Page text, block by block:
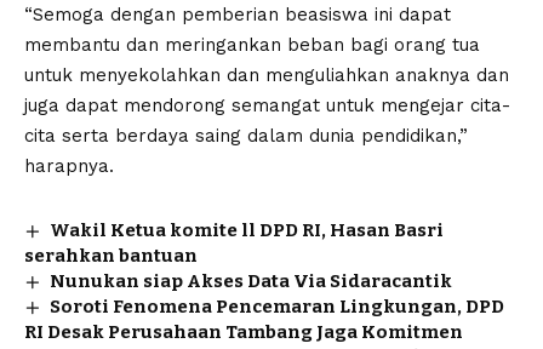
“Semoga dengan pemberian beasiswa ini dapat
membantu dan meringankan beban bagi orang tua
untuk menyekolahkan dan menguliahkan anaknya dan
juga dapat mendorong semangat untuk mengejar cita-
cita serta berdaya saing dalam dunia pendidikan,”
harapnya.
Wakil Ketua komite ll DPD RI, Hasan Basri
serahkan bantuan
Nunukan siap Akses Data Via Sidaracantik
Soroti Fenomena Pencemaran Lingkungan, DPD
RI Desak Perusahaan Tambang Jaga Komitmen